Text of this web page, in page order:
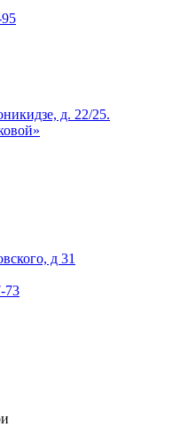
д. 22/25.
д 31
73